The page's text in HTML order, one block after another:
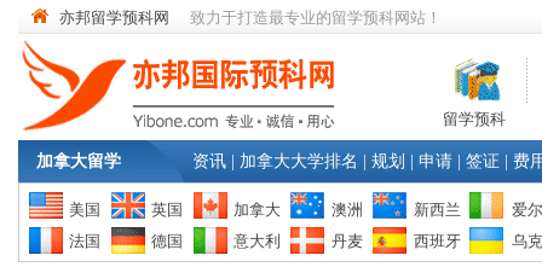
亦邦留学预科网 致力于打造最专业的留学预科网站！
留学预科
加拿大留学 资讯 加拿大大学排名 规划 申请 签证 费
美国 英国 加拿大 澳洲 新西兰
爱
法国
德国 意大利 丹麦 西班牙 乌